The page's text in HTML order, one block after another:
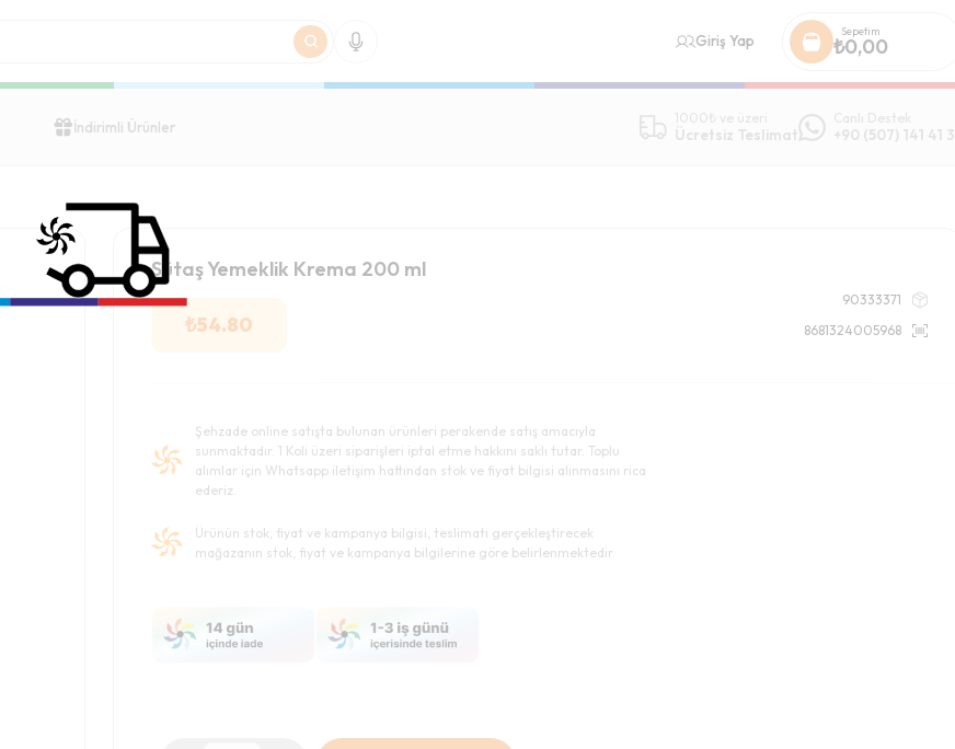
Giriş Yap
Sepetim
₺0,00
İndirimli Ürünler 1000₺ ve üzeri
Ücretsiz Teslimat
Canlı Destek
+90 (507) 141 41
Sütaş Yemeklik Krema 200 ml
₺54.80
90333371
8681324005968
Şehzade online satışta bulunan ürünleri perakende satış amacıyla
sunmaktadır. 1 Koli üzeri siparişleri iptal etme hakkını saklı tutar. Toplu
alımlar için Whatsapp iletişim hattından stok ve fiyat bilgisi alınmasını rica
ederiz.
Ürünün stok, fiyat ve kampanya bilgisi, teslimatı gerçekleştirecek
mağazanın stok, fiyat ve kampanya bilgilerine göre belirlenmektedir.